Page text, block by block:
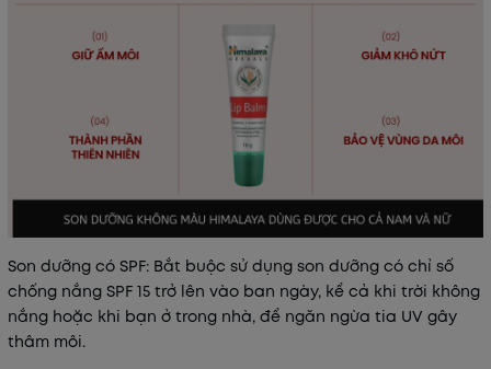
Son dưỡng có SPF: Bắt buộc sử dụng son dưỡng có chỉ số
chống nắng SPF 15 trở lên vào ban ngày, kể cả khi trời không
nắng hoặc khi bạn ở trong nhà, để ngăn ngừa tia UV gây
thâm môi.